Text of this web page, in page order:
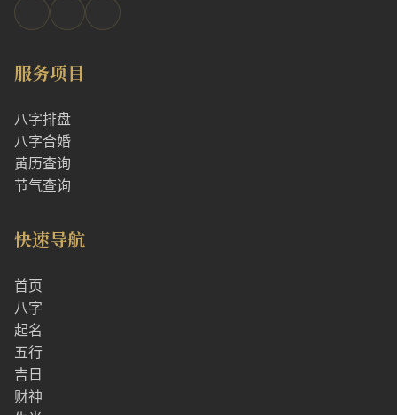
服务项目
八字排盘
八字合婚
黄历查询
节气查询
快速导航
首页
八字
起名
五行
吉日
财神